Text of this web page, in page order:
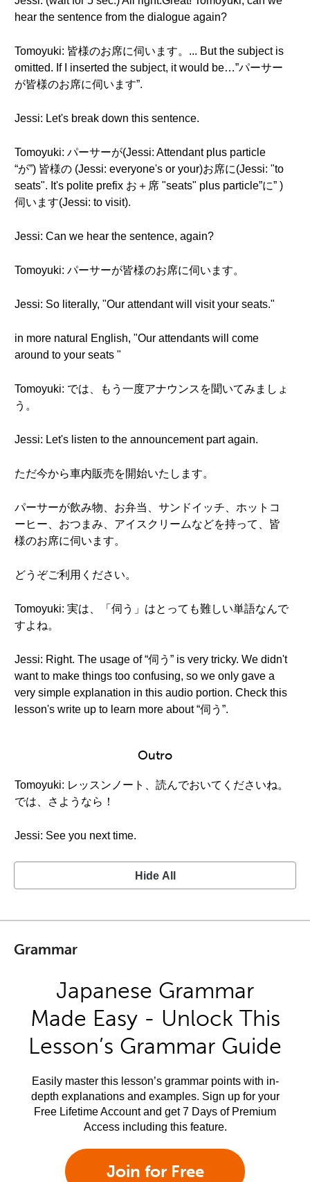
hear the sentence from the dialogue again?
Tomoyuki: 皆様のお席に伺います。... But the subject is
omitted. If I inserted the subject, it would be…”パーサー
が皆様のお席に伺います”.
Jessi: Let's break down this sentence.
Tomoyuki: パーサーが(Jessi: Attendant plus particle
“が”) 皆様の (Jessi: everyone's or your)お席に(Jessi: "to
seats". It's polite prefix お＋席 "seats" plus particle”に” )
伺います(Jessi: to visit).
Jessi: Can we hear the sentence, again?
Tomoyuki: パーサーが皆様のお席に伺います。
Jessi: So literally, "Our attendant will visit your seats."
in more natural English, "Our attendants will come
around to your seats "
Tomoyuki: では、もう一度アナウンスを聞いてみましょ
う。
Jessi: Let's listen to the announcement part again.
ただ今から車内販売を開始いたします。
パーサーが飲み物、お弁当、サンドイッチ、ホットコ
ーヒー、おつまみ、アイスクリームなどを持って、皆
様のお席に伺います。
どうぞご利用ください。
Tomoyuki: 実は、「伺う」はとっても難しい単語なんで
すよね。
Jessi: Right. The usage of “伺う” is very tricky. We didn't
want to make things too confusing, so we only gave a
very simple explanation in this audio portion. Check this
lesson's write up to learn more about “伺う”.
Outro
Tomoyuki: レッスンノート、読んでおいてくださいね。
では、さようなら！
Jessi: See you next time.
Hide All
Grammar
Japanese Grammar
Made Easy - Unlock This
Lesson’s Grammar Guide
Easily master this lesson’s grammar points with in-
depth explanations and examples. Sign up for your
Free Lifetime Account and get 7 Days of Premium
Access including this feature.
Join for Free